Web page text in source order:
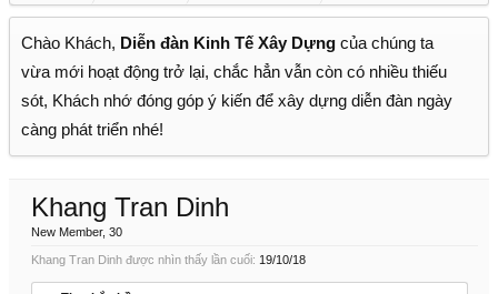
Chào Khách, Diễn đàn Kinh Tế Xây Dựng của chúng ta
vừa mới hoạt động trở lại, chắc hẳn vẫn còn có nhiều thiếu
sót, Khách nhớ đóng góp ý kiến để xây dựng diễn đàn ngày
càng phát triển nhé!
Khang Tran Dinh
New Member, 30
Khang Tran Dinh được nhìn thấy lần cuối: 19/10/18